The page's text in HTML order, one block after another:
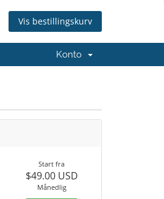
Vis bestillingskurv
Konto
Start fra
$49.00 USD
Månedlig